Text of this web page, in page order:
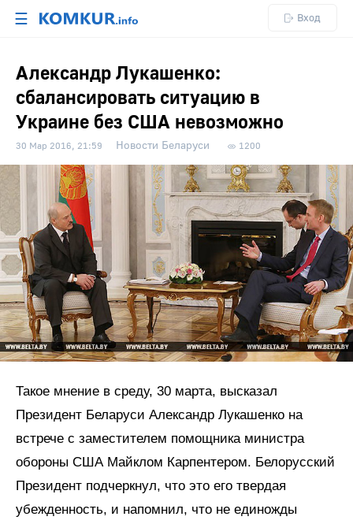
☰ Вход
Александр Лукашенко:
сбалансировать ситуацию в
Украине без США невозможно
30 Мар 2016, 21:59 Новости Беларуси 1200
Такое мнение в среду, 30 марта, высказал
Президент Беларуси Александр Лукашенко на
встрече с заместителем помощника министра
обороны США Майклом Карпентером. Белорусский
Президент подчеркнул, что это его твердая
убежденность, и напомнил, что не единожды